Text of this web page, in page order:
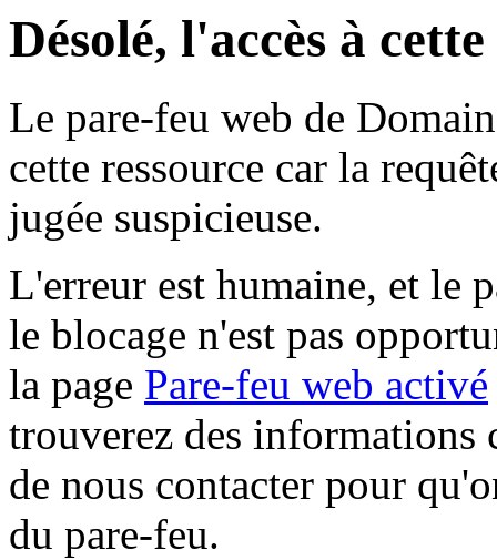
Désolé, l'accès à
Le pare-feu web de
cette ressource car la
jugée suspicieuse.
L'erreur est humaine, et le
le blocage n'est pas
la page Pare-feu web activé
trouverez des informations
de nous contacter pour
du pare-feu.